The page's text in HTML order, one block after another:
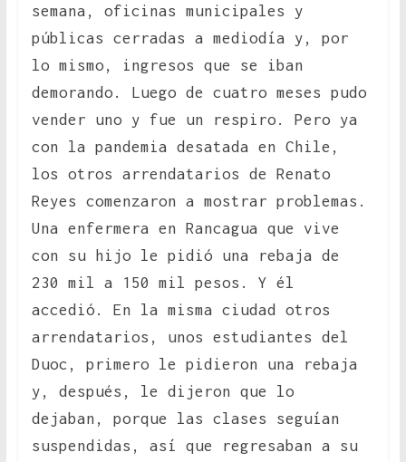
semana, oficinas municipales y
públicas cerradas a mediodía y, por
lo mismo, ingresos que se iban
demorando. Luego de cuatro meses pudo
vender uno y fue un respiro. Pero ya
con la pandemia desatada en Chile,
los otros arrendatarios de Renato
Reyes comenzaron a mostrar problemas.
Una enfermera en Rancagua que vive
con su hijo le pidió una rebaja de
230 mil a 150 mil pesos. Y él
accedió. En la misma ciudad otros
arrendatarios, unos estudiantes del
Duoc, primero le pidieron una rebaja
y, después, le dijeron que lo
dejaban, porque las clases seguían
suspendidas, así que regresaban a su